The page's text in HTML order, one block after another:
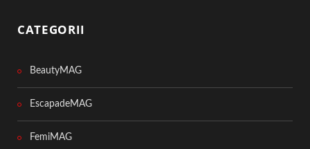
CATEGORII
BeautyMAG
EscapadeMAG
FemiMAG